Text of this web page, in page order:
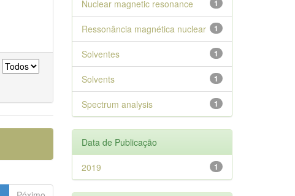
1
Nuclear magnetic resonance
1
Ressonância magnética nuclear
1
Solventes
1
Solvents
1
Spectrum analysis
Data de Publicação
1
2019